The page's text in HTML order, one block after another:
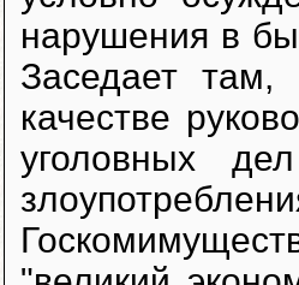
нарушения в
Заседает
качестве
уголовных